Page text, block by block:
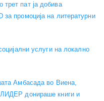
пат ја добива
за промоција на литературни
услуги на локално
Амбасада во Виена,
донираше книги и